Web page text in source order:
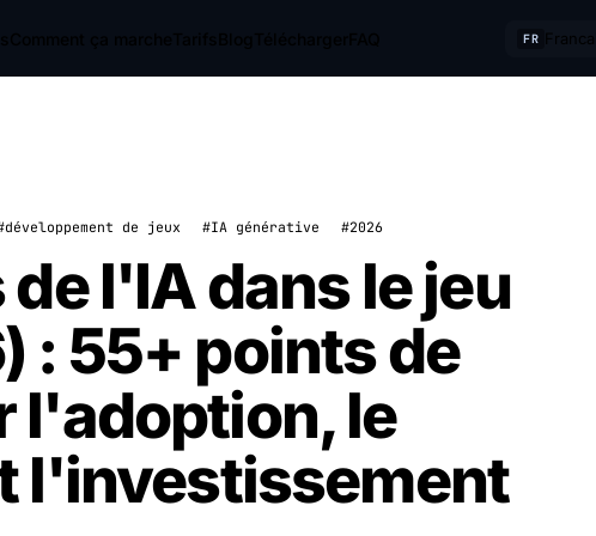
FR
de jeux #IA générative #2026
l'IA dans le jeu
: 55+ points de
l'adoption, le
l'investissement